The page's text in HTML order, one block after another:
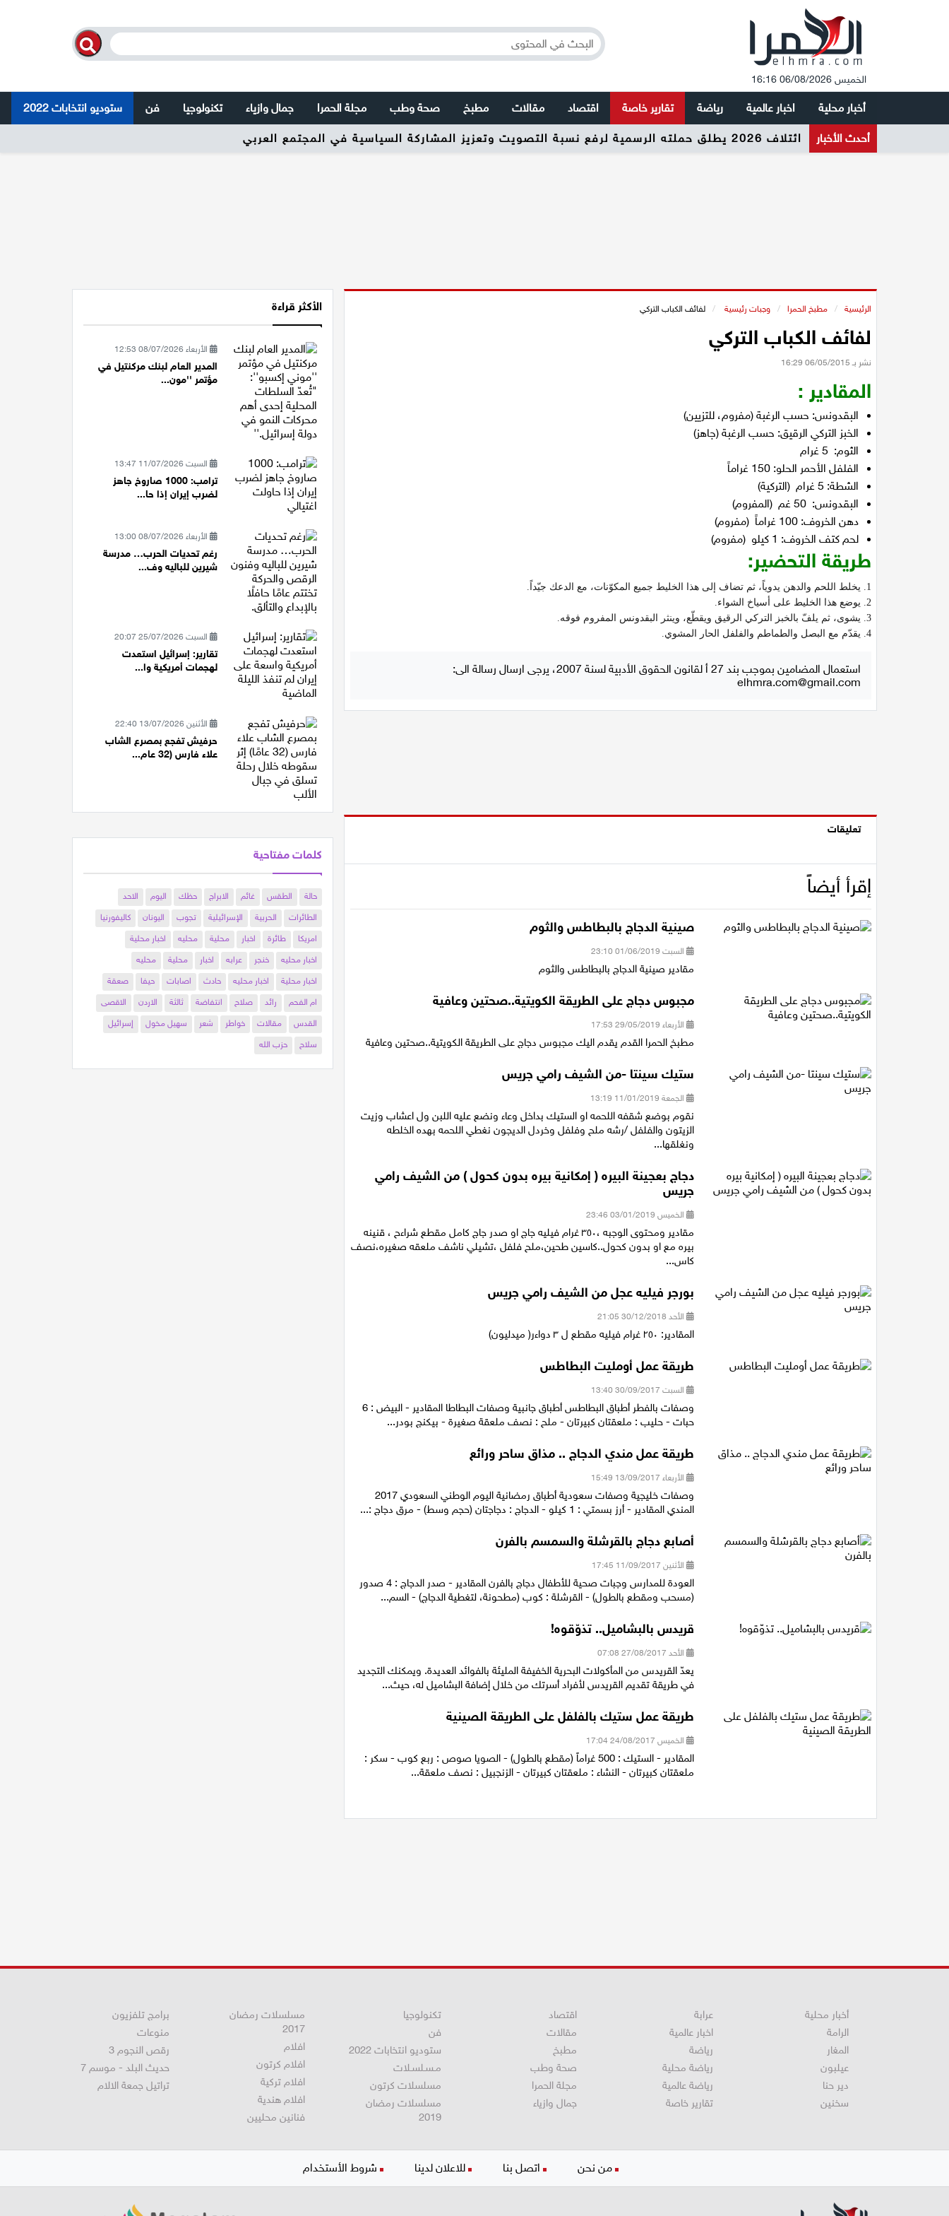
الخميس 06/08/2026 16:16
أخبار محلية اخبار عالمية رياضة تقارير خاصة اقتصاد مقالات مطبخ صحة وطب مجلة الحمرا جمال وازياء تكنولوجيا فن ستوديو انتخابات 2022
أحدث الأخبار ائتلاف 2026 يطلق حملته الرسمية لرفع نسبة التصويت وتعزيز المشاركة السياسية في المجتمع العربي
الرئيسية / مطبخ الحمرا / وجبات رئيسية / لفائف الكباب التركي
لفائف الكباب التركي
نشر بـ 06/05/2015 16:29
المقادير :
البقدونس: حسب الرغبة (مفروم، للتزيين)
الخبز التركي الرقيق: حسب الرغبة (جاهز)
الثوم: 5 غرام
الفلفل الأحمر الحلو: 150 غراماً
الشطة: 5 غرام (التركية)
البقدونس: 50 غم (المفروم)
دهن الخروف: 100 غراماً (مفروم)
لحم كتف الخروف: 1 كيلو (مفروم)
طريقة التحضير:
1. يخلط اللحم والدهن يدوياً، ثم تضاف إلى هذا الخليط جميع المكوّنات، مع الدعك جيّداً.
2. يوضع هذا الخليط على أسياخ الشواء.
3. يشوى، ثم يلفّ بالخبز التركي الرقيق ويقطّع، وينثر البقدونس المفروم فوقه.
4. يقدّم مع البصل والطماطم والفلفل الحار المشوي.
استعمال المضامين بموجب بند 27 أ لقانون الحقوق الأدبية لسنة 2007، يرجى ارسال رسالة الى:
elhmra.com@gmail.com
تعليقات
إقرأ أيضاً
صينية الدجاج بالبطاطس والثوم
السبت 01/06/2019 23:10
مقادير صينية الدجاج بالبطاطس والثوم
مجبوس دجاج على الطريقة الكويتية..صحتين وعافية
الأربعاء 29/05/2019 17:53
مطبخ الحمرا القدم يقدم اليك مجبوس دجاج على الطريقة الكويتية..صحتين وعافية
ستيك سينتا -من الشيف رامي جريس
الجمعة 11/01/2019 13:19
نقوم بوضع شقفه اللحمه او الستيك بداخل وعاء ونضع عليه اللبن ول اعشاب وزيت
الزيتون والفلفل /رشه ملح وفلفل وخردل الديجون نغطي اللحمه بهده الخلطه
ونغلقها...
دجاج بعجينة البيره ( إمكانية بيره بدون كحول ) من الشيف رامي
جريس
الخميس 03/01/2019 23:46
مقادير ومحتوى الوجبه ،٣٥٠ غرام فيليه جاج او صدر جاج كامل مقطع شراءح ، قنينه
بيره مع او بدون كحول..كاسين طحين،ملح فلفل ،تشيلي ناشف ملعقه صغيره،نصف
كاس...
بورجر فيليه عجل من الشيف رامي جريس
الأحد 30/12/2018 21:05
المقادير: ٢٥٠ غرام فيليه مقطع ل ٣ دواءر( ميدليون)
طريقة عمل أومليت البطاطس
السبت 30/09/2017 13:40
وصفات بالفطر أطباق البطاطس أطباق جانبية وصفات البطاطا المقادير - البيض : 6
حبات - حليب : ملعقتان كبيرتان - ملح : نصف ملعقة صغيرة - بيكنج بودر...
طريقة عمل مندي الدجاج .. مذاق ساحر ورائع
الأربعاء 13/09/2017 15:49
وصفات خليجية وصفات سعودية أطباق رمضانية اليوم الوطني السعودي 2017
المندي المقادير - أرز بسمتي : 1 كيلو - الدجاج : دجاجتان (حجم وسط) - مرق دجاج :...
أصابع دجاج بالقرشلة والسمسم بالفرن
الأثنين 11/09/2017 17:45
العودة للمدارس وجبات صحية للأطفال دجاج بالفرن المقادير - صدر الدجاج : 4 صدور
(مسحب ومقطع بالطول) - القرشلة : كوب (مطحونة، لتغطية الدجاج) - السم...
قريدس بالبشاميل.. تذوّقوه!
الأحد 27/08/2017 07:08
يعدّ القريدس من المأكولات البحرية الخفيفة المليئة بالفوائد العديدة. ويمكنك التجديد
في طريقة تقديم القريدس لأفراد أسرتك من خلال إضافة البشاميل له، حيث...
طريقة عمل ستيك بالفلفل على الطريقة الصينية
الخميس 24/08/2017 17:04
المقادير - الستيك : 500 غراماً (مقطع بالطول) - الصويا صوص : ربع كوب - سكر :
ملعقتان كبيرتان - النشاء : ملعقتان كبيرتان - الزنجبيل : نصف ملعقة...
الأكثر قراءة
الأربعاء 08/07/2026 12:53
المدير العام لبنك مركنتيل في
مؤتمر ''مون...
السبت 11/07/2026 13:47
ترامب: 1000 صاروخ جاهز
لضرب إيران إذا حا...
الأربعاء 08/07/2026 13:00
رغم تحديات الحرب… مدرسة
شيرين للباليه وف...
السبت 25/07/2026 20:07
تقارير: إسرائيل استعدت
لهجمات أمريكية وا...
الأثنين 13/07/2026 22:40
حرفيش تفجع بمصرع الشاب
علاء فارس (32 عام...
كلمات مفتاحية
حالة الطقس غائم الابراج حظك اليوم
الاحد
الطائرات
الحربية الإسرائيلية تجوب اليونان
كاليفورنيا
امريكا
طائرة اخبار محلية محليه
اخبار محلية
اخبار محليه
خنجر عرابه اخبار محلية
محليه
اخبار محلية
اخبار محليه حادث اصابات حيفا
صعقة
ام الفحم
رائد صلاح انتفاضة ثالثة الاردن
الاقصى
القدس
مقالات خواطر شعر سهيل مخول
إسرائيل
سلاح
حزب الله
أخبار محلية
الرامة
المغار
عيلبون
دير حنا
سخنين
عرابة
اخبار عالمية
رياضة
رياضة محلية
رياضة عالمية
تقارير خاصة
اقتصاد
مقالات
مطبخ
صحة وطب
مجلة الحمرا
جمال وازياء
تكنولوجيا
فن
ستوديو انتخابات 2022
مـسـلسـلات
مسلسلات كرتون
مسلسلات رمضان
2019
مسلسلات رمضان
2017
افلام
افلام كرتون
افلام تركية
افلام هندية
فنانين محليين
برامج تلفزيون
منوعات
رقص النجوم 3
حديث البلد - موسم 7
تراتيل جمعة الالام
من نحن اتصل بنا للاعلان لدينا شروط الأستخدام